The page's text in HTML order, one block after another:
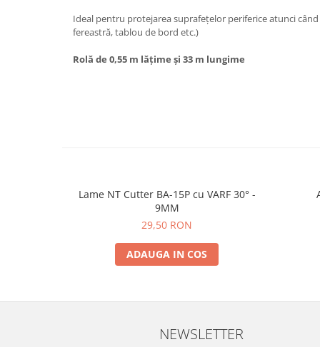
Ideal pentru protejarea suprafețelor periferice atunci
fereastră, tablou de bord etc.)
Rolă de 0,55 m lățime și 33 m lungime
Lame NT Cutter BA-15P cu VARF 30° -
9MM
29,50 RON
ADAUGA IN COS
NEWSLETTER